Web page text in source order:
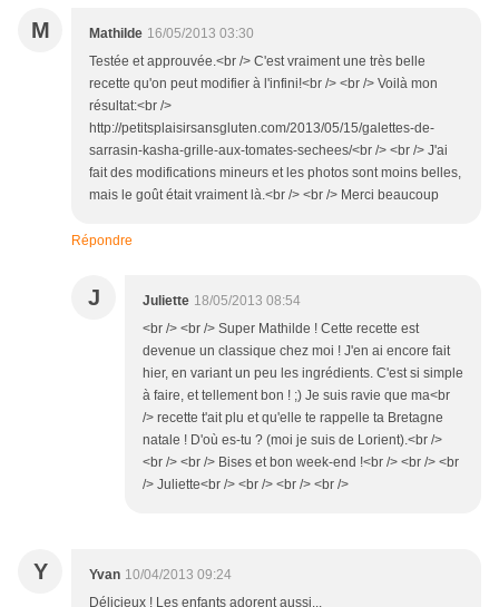
M Mathilde 16/05/2013 03:30
Testée et approuvée.<br /> C'est vraiment une très belle
recette qu'on peut modifier à l'infini!<br /> <br /> Voilà mon
résultat:<br />
http://petitsplaisirsansgluten.com/2013/05/15/galettes-de-
sarrasin-kasha-grille-aux-tomates-sechees/<br /> <br /> J'ai
fait des modifications mineurs et les photos sont moins belles,
mais le goût était vraiment là.<br /> <br /> Merci beaucoup
Répondre
J Juliette 18/05/2013 08:54
<br /> <br /> Super Mathilde ! Cette recette est
devenue un classique chez moi ! J'en ai encore fait
hier, en variant un peu les ingrédients. C'est si simple
à faire, et tellement bon ! ;) Je suis ravie que ma<br
/> recette t'ait plu et qu'elle te rappelle ta Bretagne
natale ! D'où es-tu ? (moi je suis de Lorient).<br />
<br /> <br /> Bises et bon week-end !<br /> <br /> <br
/> Juliette<br /> <br /> <br /> <br />
Y Yvan 10/04/2013 09:24
Délicieux ! Les enfants adorent aussi...